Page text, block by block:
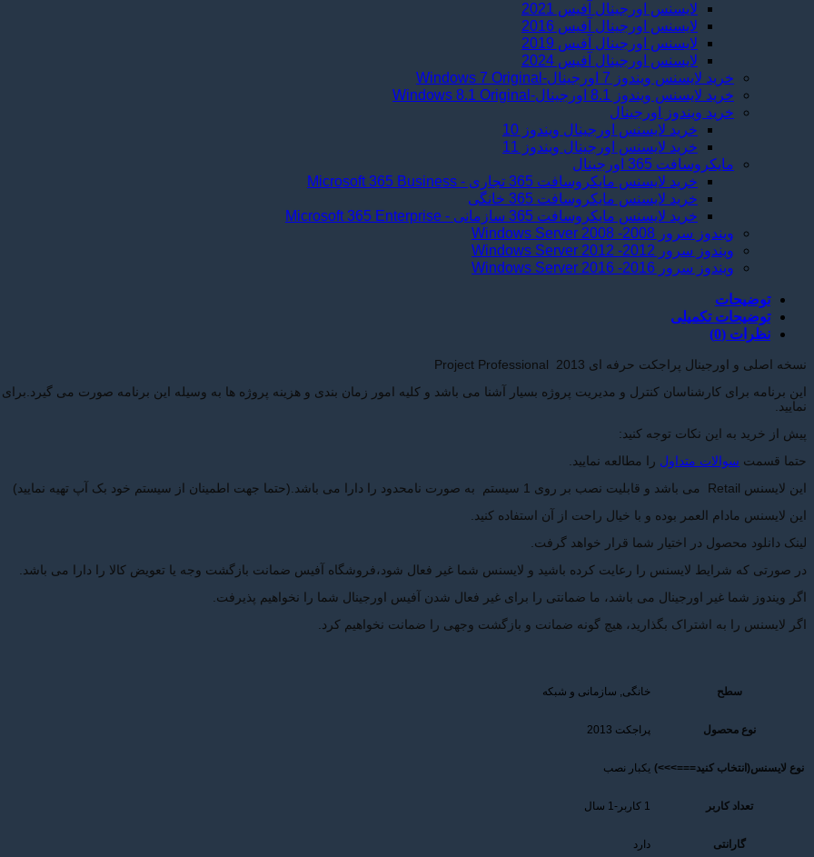
لايسنس اورجینال آفیس 2021
لایسنس اورجینال آفیس 2016
لایسنس اورجینال آفیس 2019
لایسنس اورجینال آفیس 2024
خرید لایسنس ویندوز 7 اورجینال-Windows 7 Original
خرید لایسنس ویندوز 8.1 اورجینال-Windows 8.1 Original
خرید ویندوز اورجینال
خرید لایسنس اورجینال ویندوز 10
خرید لایسنس اورجینال ویندوز 11
مایکروسافت 365 اورجینال
خرید لایسنس مایکروسافت 365 تجاری - Microsoft 365 Business
خرید لایسنس مایکروسافت 365 خانگی
خرید لایسنس مایکروسافت 365 سازمانی - Microsoft 365 Enterprise
ویندوز سرور 2008- Windows Server 2008
ویندوز سرور 2012- Windows Server 2012
ویندوز سرور 2016- Windows Server 2016
توضیحات
توضیحات تکمیلی
نظرات (0)
نسخه اصلی و اورجینال پراجکت حرفه ای Project Professional 2013
این برنامه برای کارشناسان کنترل و مدیریت پروژه بسیار آشنا می باشد و کلیه امور زمان بندی و هزینه پروژه ها به وسیله این برنامه صورت می
نمایید.
پیش از خرید به این نکات توجه کنید:
حتما قسمت سوالات متداول را مطالعه نمایید.
این لایسنس Retail می باشد و قابلیت نصب بر روی 1 سیستم به صورت نامحدود را دارا می باشد.(حتما جهت اطمینان از سیستم خود بک آپ تهیه نمایید)
این لایسنس مادام العمر بوده و با خیال راحت از آن استفاده کنید.
لینک دانلود محصول در اختیار شما قرار خواهد گرفت.
در صورتی که شرایط لایسنس را رعایت کرده باشید و لایسنس شما غیر فعال شود،فروشگاه آفیس ضمانت بازگشت وجه یا تعویض کالا را دارا می باشد.
اگر ویندوز شما غیر اورجینال می باشد، ما ضمانتی را برای غیر فعال شدن آفیس اورجینال شما را نخواهیم پذیرفت.
اگر لایسنس را به اشتراک بگذارید، هیچ گونه ضمانت و بازگشت وجهی را ضمانت نخواهیم کرد.
سطح خانگی, سازمانی و شبکه
نوع محصول پراجکت 2013
نوع لایسنس(انتخاب کنید===>>>) یکبار نصب
تعداد کاربر 1 کاربر-1 سال
گارانتی دارد